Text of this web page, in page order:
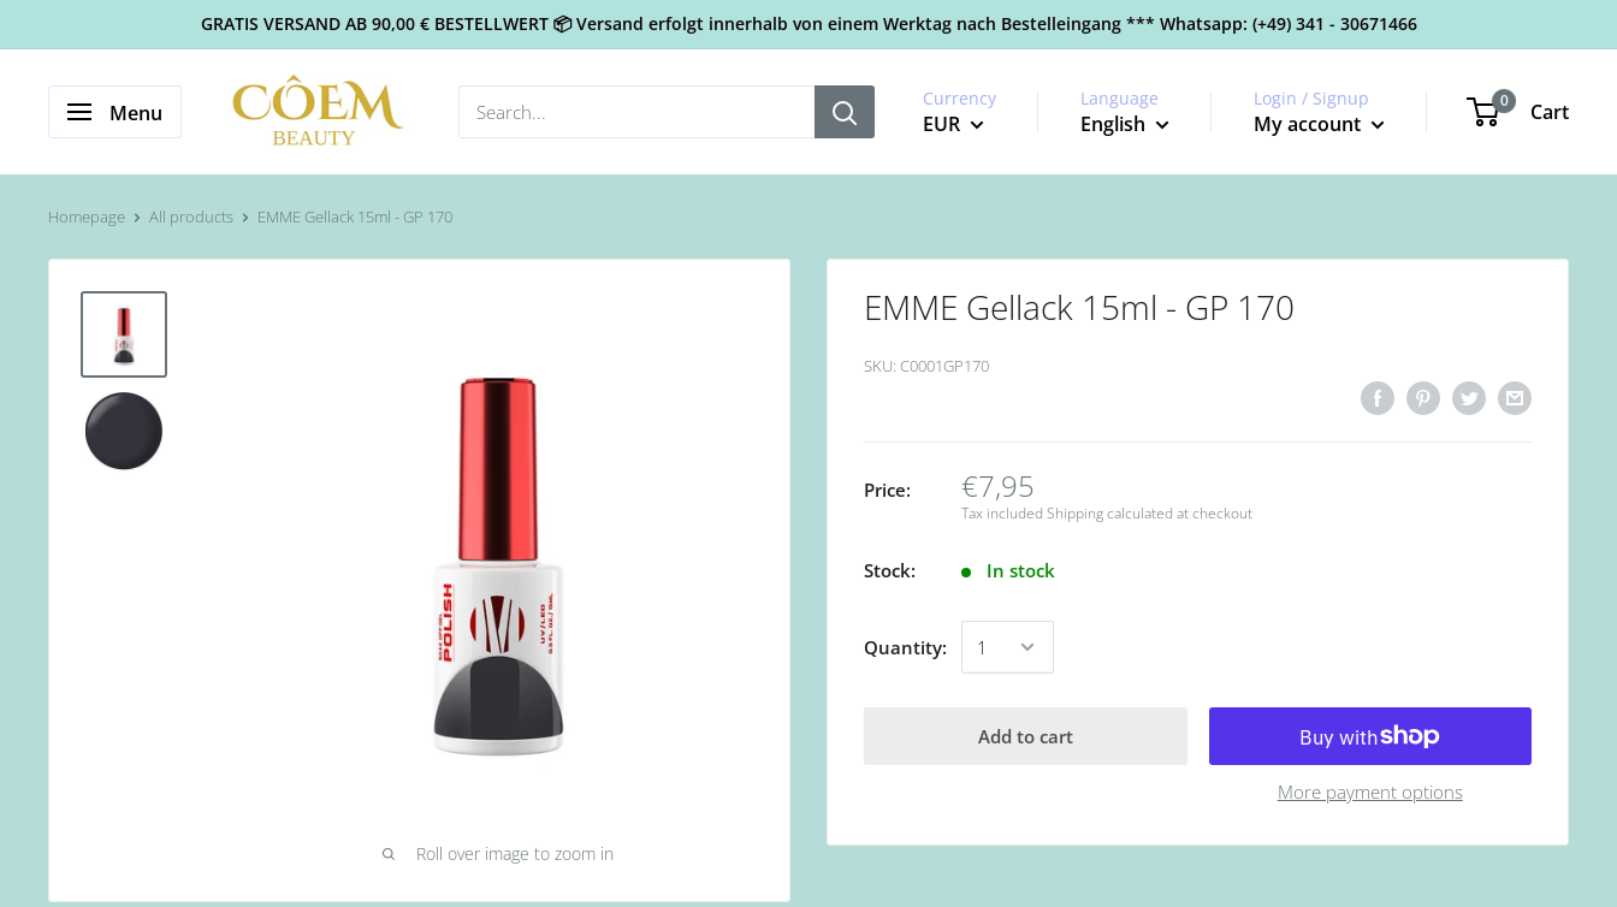
GRATIS VERSAND AB 90,00 € BESTELLWERT 📦 Versand erfolgt innerhalb von einem Werktag nach Bestelleingang *** Whatsapp: (+49) 341 - 30671466
Menu
Currency
EUR
Language
English
Login / Signup
My account
0 Cart
Homepage All products EMME Gellack 15ml - GP 170
Roll over image to zoom in
EMME Gellack 15ml - GP 170
SKU: C0001GP170
Price: €7,95
Tax included Shipping calculated at checkout
Stock: In stock
Quantity:
Add to cart
More payment options